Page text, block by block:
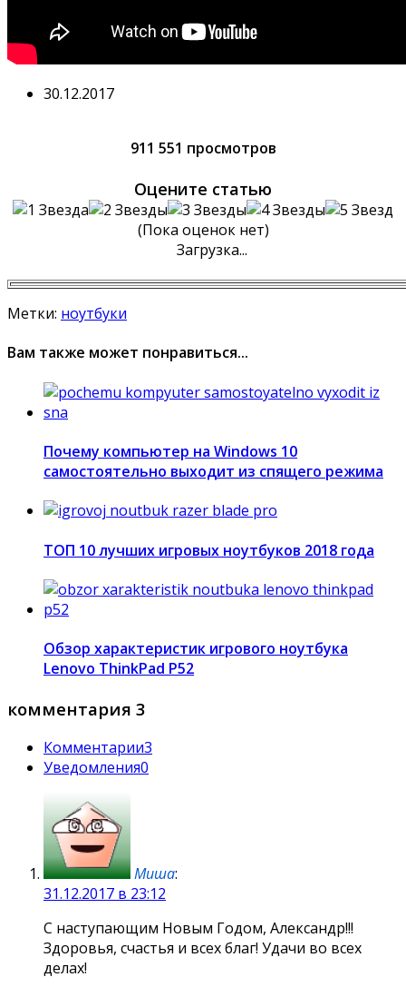
30.12.2017
911 551 просмотров
Оцените статью
(Пока оценок нет)
Загрузка...
Метки: ноутбуки
Вам также может понравиться...
Почему компьютер на Windows 10
самостоятельно выходит из спящего режима
ТОП 10 лучших игровых ноутбуков 2018 года
Обзор характеристик игрового ноутбука
Lenovo ThinkPad P52
комментария 3
Комментарии3
Уведомления0
Миша:
31.12.2017 в 23:12
С наступающим Новым Годом, Александр!!!
Здоровья, счастья и всех благ! Удачи во всех
делах!